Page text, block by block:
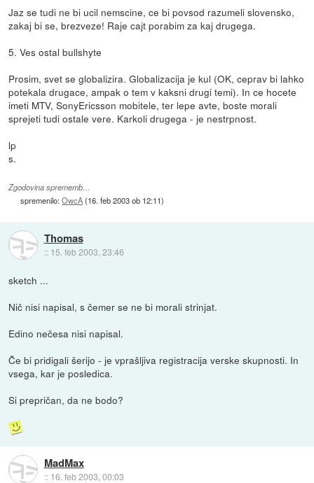
Jaz se tudi ne bi ucil nemscine, ce bi povsod razumeli slovensko,
zakaj bi se, brezveze! Raje cajt porabim za kaj drugega.
5. Ves ostal bullshyte
Prosim, svet se globalizira. Globalizacija je kul (OK, ceprav bi lahko
potekala drugace, ampak o tem v kaksni drugi temi). In ce hocete
imeti MTV, SonyEricsson mobitele, ter lepe avte, boste morali
sprejeti tudi ostale vere. Karkoli drugega - je nestrpnost.
lp
s.
Zgodovina sprememb…
spremenilo:OwcA(16. feb 2003 ob 12:11)
Thomas
:: 15. feb 2003, 23:46
sketch ...
Nič nisi napisal, s čemer se ne bi morali strinjat.
Edino nečesa nisi napisal.
Če bi pridigali šerijo - je vprašljiva registracija verske skupnosti. In
vsega, kar je posledica.
Si prepričan, da ne bodo?
MadMax
:: 16. feb 2003, 00:03